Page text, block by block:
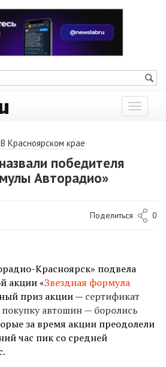
Показать
меню
В Красноярском крае
победителя
Авторадио»
Поделиться 0
Красноярск» подвела
акции «Звездная формула
приз акции — сертификат
покупку автошин — боролись
за время акции преодолели
час пик со средней